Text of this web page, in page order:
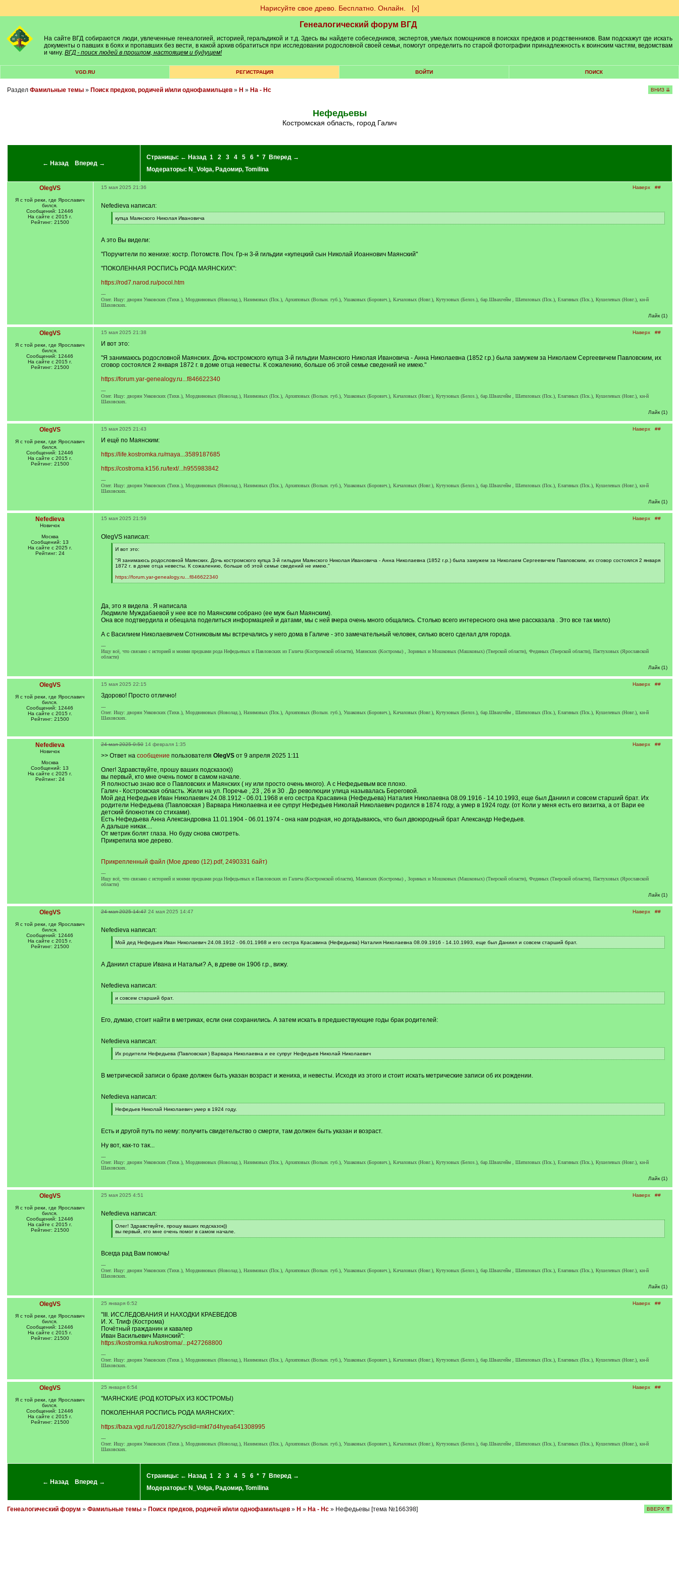
Нарисуйте свое древо. Бесплатно. Онлайн. [х]
Генеалогический форум ВГД
На сайте ВГД собираются люди, увлеченные генеалогией, историей, геральдикой и т.д. Здесь вы найдете собеседников, экспертов, умелых помощников в поисках предков и родственников. Вам подскажут где искать
документы о павших в боях и пропавших без вести, в какой архив обратиться при исследовании родословной своей семьи, помогут определить по старой фотографии принадлежность к воинским частям, ведомствам
и чину. ВГД - поиск людей в прошлом, настоящем и будущем!
VGD.RU РЕГИСТРАЦИЯ ВОЙТИ ПОИСК
Раздел Фамильные темы» Поиск предков, родичей и/или однофамильцев» Н » На - Нс ВНИЗ ⇊
Нефедьевы
Костромская область, город Галич
← Назад Вперед →
Страницы: ← Назад 1 2 3 4 5 6 * 7
Вперед →
Модераторы: N_Volga, Радомир, Tomilina
OlegVS
Я с той реки, где Ярославич
бился.
Сообщений: 12446
На сайте с 2015 г.
Рейтинг: 21500
Наверх ##
15 мая 2025 21:36
Nefedieva написал:
[
q
купца Маянского Николая Ивановича
[
]
А это Вы видели:
"Поручители по женихе: костр. Потомств. Поч. Гр-н 3-й гильдии «купецкий сын Николай Иоаннович Маянский"
"ПОКОЛЕННАЯ РОСПИСЬ РОДА МАЯНСКИХ":
https://rod7.narod.ru/pocol.htm
---
Олег. Ищу: дворян Унковских (Тихв.), Мордвиновых (Новолад.), Назимовых (Пск.), Архиповых (Волын. губ.), Ушаковых (Борович.), Качаловых (Новг.), Кутузовых (Белоз.), бар.Швахгейм , Шатиловых (Пск.), Елагиных (Пск.), Кушелевых (Новг.), кн-й
Шаховских.
Лайк (1)
OlegVS
Я с той реки, где Ярославич
бился.
Сообщений: 12446
На сайте с 2015 г.
Рейтинг: 21500
Наверх ##
15 мая 2025 21:38
И вот это:
"Я занимаюсь родословной Маянских. Дочь костромского купца 3-й гильдии Маянского Николая Ивановича - Анна Николаевна (1852 г.р.) была замужем за Николаем Сергеевичем Павловским, их
сговор состоялся 2 января 1872 г. в доме отца невесты. К сожалению, больше об этой семье сведений не имею."
https://forum.yar-genealogy.ru...f846622340
---
Олег. Ищу: дворян Унковских (Тихв.), Мордвиновых (Новолад.), Назимовых (Пск.), Архиповых (Волын. губ.), Ушаковых (Борович.), Качаловых (Новг.), Кутузовых (Белоз.), бар.Швахгейм , Шатиловых (Пск.), Елагиных (Пск.), Кушелевых (Новг.), кн-й
Шаховских.
Лайк (1)
OlegVS
Я с той реки, где Ярославич
бился.
Сообщений: 12446
На сайте с 2015 г.
Рейтинг: 21500
Наверх ##
15 мая 2025 21:43
И ещё по Маянским:
https://life.kostromka.ru/maya...3589187685
https://costroma.k156.ru/text/...h955983842
---
Олег. Ищу: дворян Унковских (Тихв.), Мордвиновых (Новолад.), Назимовых (Пск.), Архиповых (Волын. губ.), Ушаковых (Борович.), Качаловых (Новг.), Кутузовых (Белоз.), бар.Швахгейм , Шатиловых (Пск.), Елагиных (Пск.), Кушелевых (Новг.), кн-й
Шаховских.
Лайк (1)
Nefedieva
Новичок
Москва
Сообщений: 13
На сайте с 2025 г.
Рейтинг: 24
Наверх ##
15 мая 2025 21:59
OlegVS написал:
[
]
И вот это:
"Я занимаюсь родословной Маянских. Дочь костромского купца 3-й гильдии Маянского Николая Ивановича - Анна Николаевна (1852 г.р.) была замужем за Николаем Сергеевичем Павловским, их сговор состоялся 2 января
1872 г. в доме отца невесты. К сожалению, больше об этой семье сведений не имею."
https://forum.yar-genealogy.ru...f846622340
[
Да, это я видела . Я написала
Людмиле Муждабаевой у нее все по Маянским собрано (ее муж был Маянским).
Она все подтвердила и обещала поделиться информацией и датами, мы с ней вчера очень много общались. Столько всего интересного она мне рассказала . Это все так мило)
А с Василием Николаевичем Сотниковым мы встречались у него дома в Галиче - это замечательный человек, силько всего сделал для города.
---
Ищу всё, что связано с историей и моими предками рода Нефедьевых и Павловских из Галича (Костромской области), Маянских (Костромы) , Зориных и Мошковых (Машковых) (Тверской области), Фединых (Тверской области), Пастуховых (Ярославской
области)
Лайк (1)
OlegVS
Я с той реки, где Ярославич
бился.
Сообщений: 12446
На сайте с 2015 г.
Рейтинг: 21500
Наверх ##
15 мая 2025 22:15
Здорово! Просто отлично!
---
Олег. Ищу: дворян Унковских (Тихв.), Мордвиновых (Новолад.), Назимовых (Пск.), Архиповых (Волын. губ.), Ушаковых (Борович.), Качаловых (Новг.), Кутузовых (Белоз.), бар.Швахгейм , Шатиловых (Пск.), Елагиных (Пск.), Кушелевых (Новг.), кн-й
Шаховских.
Nefedieva
Новичок
Москва
Сообщений: 13
На сайте с 2025 г.
Рейтинг: 24
Наверх ##
24 мая 2025 0:50 14 февраля 1:35
>> Ответ на сообщение пользователя OlegVSот 9 апреля 2025 1:11
Олег! Здравствуйте, прошу ваших подсказок))
вы первый, кто мне очень помог в самом начале.
Я полностью знаю все о Павловских и Маянских ( ну или просто очень много). А с Нефедьевым все плохо.
Галич - Костромская область. Жили на ул. Поречье , 23 , 26 и 30 . До революции улица называлась Береговой.
Мой дед Нефедьев Иван Николаевич 24.08.1912 - 06.01.1968 и его сестра Красавина (Нефедьева) Наталия Николаевна 08.09.1916 - 14.10.1993, еще был Даниил и совсем старший брат. Их
родители Нефедьева (Павловская ) Варвара Николаевна и ее супруг Нефедьев Николай Николаевич родился в 1874 году, а умер в 1924 году. (от Коли у меня есть его визитка, а от Вари ее
детский блокнотик со стихами).
Есть Нефедьева Анна Александровна 11.01.1904 - 06.01.1974 - она нам родная, но догадываюсь, что был двоюродный брат Александр Нефедьев.
А дальше никак....
От метрик болят глаза. Но буду снова смотреть.
Прикрепила мое дерево.
Прикрепленный файл (Мое древо (12).pdf, 2490331 байт)
---
Ищу всё, что связано с историей и моими предками рода Нефедьевых и Павловских из Галича (Костромской области), Маянских (Костромы) , Зориных и Мошковых (Машковых) (Тверской области), Фединых (Тверской области), Пастуховых (Ярославской
области)
Лайк (1)
OlegVS
Я с той реки, где Ярославич
бился.
Сообщений: 12446
На сайте с 2015 г.
Рейтинг: 21500
Наверх ##
24 мая 2025 14:47 24 мая 2025 14:47
Nefedieva написал:
[
q
Мой дед Нефедьев Иван Николаевич 24.08.1912 - 06.01.1968 и его сестра Красавина (Нефедьева) Наталия Николаевна 08.09.1916 - 14.10.1993, еще был Даниил и совсем старший брат.
[
]
А Даниил старше Ивана и Натальи? А, в древе он 1906 г.р., вижу.
Nefedieva написал:
[
q
и совсем старший брат.
[
]
Его, думаю, стоит найти в метриках, если они сохранились. А затем искать в предшествующие годы брак родителей:
Nefedieva написал:
[
q
Их родители Нефедьева (Павловская ) Варвара Николаевна и ее супруг Нефедьев Николай Николаевич
[
]
В метрической записи о браке должен быть указан возраст и жениха, и невесты. Исходя из этого и стоит искать метрические записи об их рождении.
Nefedieva написал:
[
q
Нефедьев Николай Николаевич умер в 1924 году.
[
]
Есть и другой путь по нему: получить свидетельство о смерти, там должен быть указан и возраст.
Ну вот, как-то так...
---
Олег. Ищу: дворян Унковских (Тихв.), Мордвиновых (Новолад.), Назимовых (Пск.), Архиповых (Волын. губ.), Ушаковых (Борович.), Качаловых (Новг.), Кутузовых (Белоз.), бар.Швахгейм , Шатиловых (Пск.), Елагиных (Пск.), Кушелевых (Новг.), кн-й
Шаховских.
Лайк (1)
OlegVS
Я с той реки, где Ярославич
бился.
Сообщений: 12446
На сайте с 2015 г.
Рейтинг: 21500
Наверх ##
25 мая 2025 4:51
Nefedieva написал:
[
q
]
Олег! Здравствуйте, прошу ваших подсказок))
вы первый, кто мне очень помог в самом начале.
[
]
Всегда рад Вам помочь!
---
Олег. Ищу: дворян Унковских (Тихв.), Мордвиновых (Новолад.), Назимовых (Пск.), Архиповых (Волын. губ.), Ушаковых (Борович.), Качаловых (Новг.), Кутузовых (Белоз.), бар.Швахгейм , Шатиловых (Пск.), Елагиных (Пск.), Кушелевых (Новг.), кн-й
Шаховских.
Лайк (1)
OlegVS
Я с той реки, где Ярославич
бился.
Сообщений: 12446
На сайте с 2015 г.
Рейтинг: 21500
Наверх ##
25 января 6:52
"III. ИССЛЕДОВАНИЯ И НАХОДКИ КРАЕВЕДОВ
И. Х. Тлиф (Кострома)
Почётный гражданин и кавалер
Иван Васильевич Маянский":
https://kostromka.ru/kostroma/...p427268800
---
Олег. Ищу: дворян Унковских (Тихв.), Мордвиновых (Новолад.), Назимовых (Пск.), Архиповых (Волын. губ.), Ушаковых (Борович.), Качаловых (Новг.), Кутузовых (Белоз.), бар.Швахгейм , Шатиловых (Пск.), Елагиных (Пск.), Кушелевых (Новг.), кн-й
Шаховских.
OlegVS
Я с той реки, где Ярославич
бился.
Сообщений: 12446
На сайте с 2015 г.
Рейтинг: 21500
Наверх ##
25 января 6:54
"МАЯНСКИЕ (РОД КОТОРЫХ ИЗ КОСТРОМЫ)
ПОКОЛЕННАЯ РОСПИСЬ РОДА МАЯНСКИХ":
https://baza.vgd.ru/1/20182/?ysclid=mkt7d4hyea641308995
---
Олег. Ищу: дворян Унковских (Тихв.), Мордвиновых (Новолад.), Назимовых (Пск.), Архиповых (Волын. губ.), Ушаковых (Борович.), Качаловых (Новг.), Кутузовых (Белоз.), бар.Швахгейм , Шатиловых (Пск.), Елагиных (Пск.), Кушелевых (Новг.), кн-й
Шаховских.
← Назад Вперед →
Страницы: ← Назад 1 2 3 4 5 6 * 7
Вперед →
Модераторы: N_Volga, Радомир, Tomilina
Генеалогический форум » Фамильные темы» Поиск предков, родичей и/или однофамильцев» Н » На - Нс» Нефедьевы [тема №166398] ВВЕРХ ⇈